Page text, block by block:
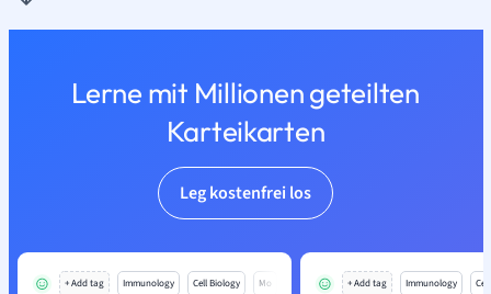
Lerne mit Millionen geteilten
Karteikarten
Leg kostenfrei los
+ Add tag Immunology Cell Biology Mo + Add tag Immunology